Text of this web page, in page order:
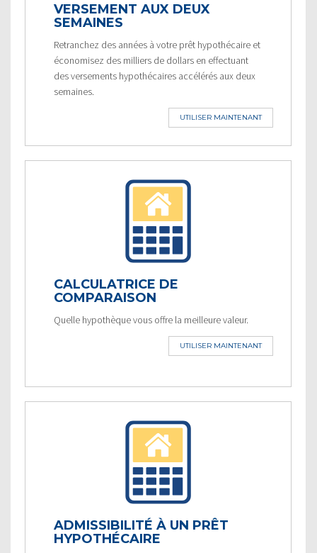
VERSEMENT AUX DEUX
SEMAINES
Retranchez des années à votre prêt hypothécaire et
économisez des milliers de dollars en effectuant
des versements hypothécaires accélérés aux deux
semaines.
UTILISER MAINTENANT
CALCULATRICE DE
COMPARAISON
Quelle hypothèque vous offre la meilleure valeur.
UTILISER MAINTENANT
ADMISSIBILITÉ À UN PRÊT
HYPOTHÉCAIRE